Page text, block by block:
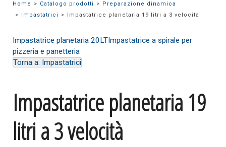
Home Catalogo prodotti
Preparazione dinamica
Impastatrici
Impastatrice planetaria 19 litri a 3 velocità
Impastatrice planetaria 20LTImpastatrice a spirale per
pizzeria e panetteria
Torna a: Impastatrici
Impastatrice planetaria 19
litri a 3 velocità